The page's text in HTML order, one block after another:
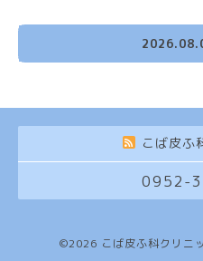
こば皮ふ
0952-
©2026 こば皮ふ科クリニ